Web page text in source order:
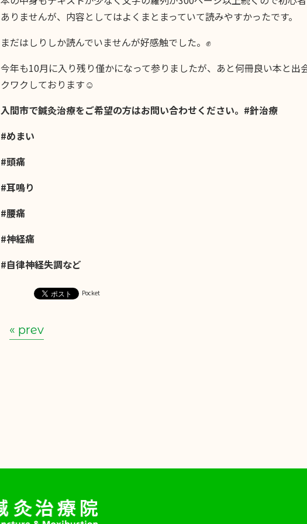
ありませんが、内容としてはよくまとまっていて読みやすかったです。
まだはしりしか読んでいませんが好感触でした。✊
今年も10月に入り残り僅かになって参りましたが、あと何冊良い本と出
クワクしております☺️
入間市で鍼灸治療をご希望の方はお問い合わせください。#針治療
#めまい
#頭痛
#耳鳴り
#腰痛
#神経痛
#自律神経失調など
Pocket
« prev